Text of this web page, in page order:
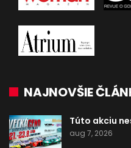
NAJNOVŠIE
Túto akciu
aug 7, 2026